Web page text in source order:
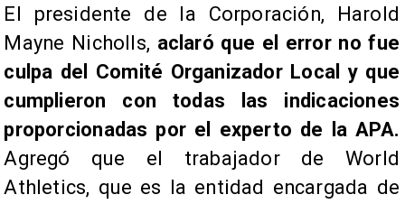
El presidente de la Corporación, Harold
Mayne Nicholls, aclaró que el error no fue
culpa del Comité Organizador Local y que
cumplieron con todas las indicaciones
proporcionadas por el experto de la APA.
Agregó que el trabajador de World
Athletics, que es la entidad encargada de